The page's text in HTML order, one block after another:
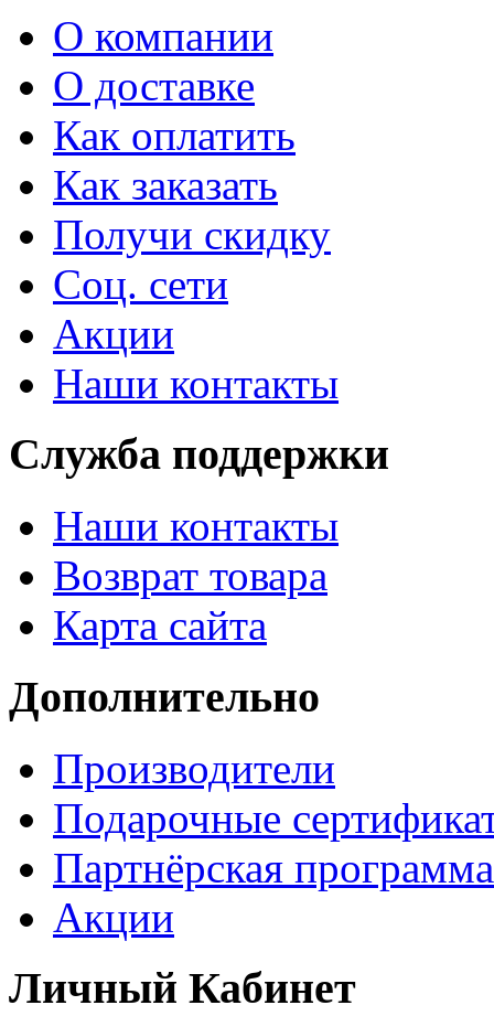
О компании
О доставке
Как оплатить
Как заказать
Получи скидку
Соц. сети
Акции
Наши контакты
Служба поддержки
Наши контакты
Возврат товара
Карта сайта
Дополнительно
Производители
Подарочные
Партнёрская программа
Акции
Личный Кабинет